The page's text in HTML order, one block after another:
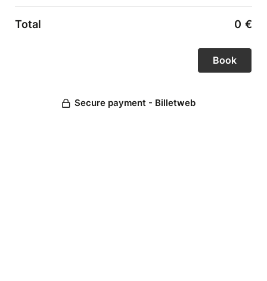
Total 0 €
Secure payment - Billetweb